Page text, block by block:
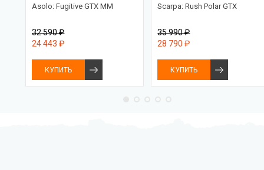
Asolo: Fugitive GTX MM
32 590 ₽
24 443 ₽
КУПИТЬ
Scarpa: Rush Polar GTX
35 990 ₽
28 790 ₽
КУПИТЬ